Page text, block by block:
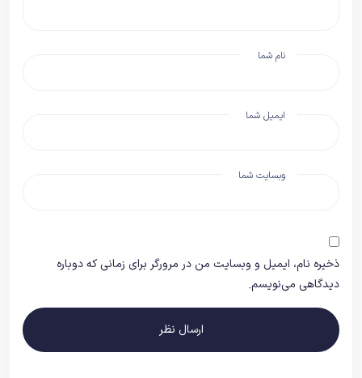
نام شما
ایمیل شما
وبسایت شما
ذخیره نام، ایمیل و وبسایت من در مرورگر برای زمانی که دوباره
دیدگاهی می‌نویسم.
ارسال نظر